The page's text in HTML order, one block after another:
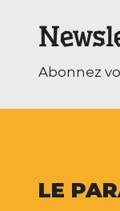
Abonnez
LE